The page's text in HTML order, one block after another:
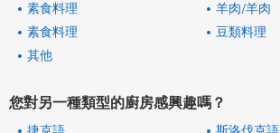
素食料理
羊肉/羊肉
素食料理
豆類料理
其他
您對另一種類型的廚房感興趣嗎？